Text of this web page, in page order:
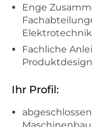
Enge
Elektrotechnik
Fachliche
Ihr Profil: